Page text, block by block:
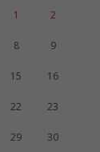
1 2
8 9
15 16
22 23
29 30